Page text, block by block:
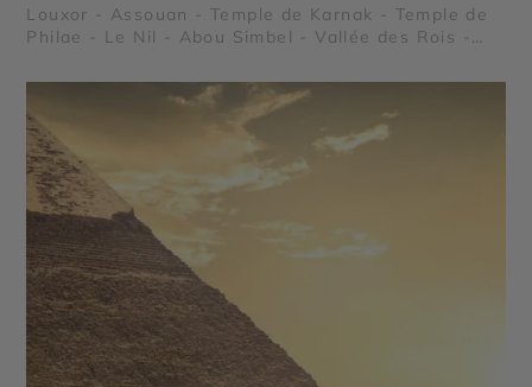
Louxor - Assouan - Temple de Karnak - Temple de
Philae - Le Nil - Abou Simbel - Vallée des Rois -